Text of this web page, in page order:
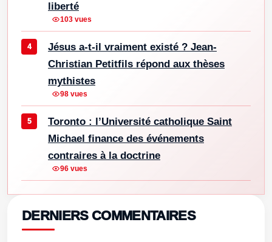
liberté
103 vues
Jésus a-t-il vraiment existé ? Jean-
Christian Petitfils répond aux thèses
mythistes
98 vues
Toronto : l’Université catholique Saint
Michael finance des événements
contraires à la doctrine
96 vues
DERNIERS COMMENTAIRES